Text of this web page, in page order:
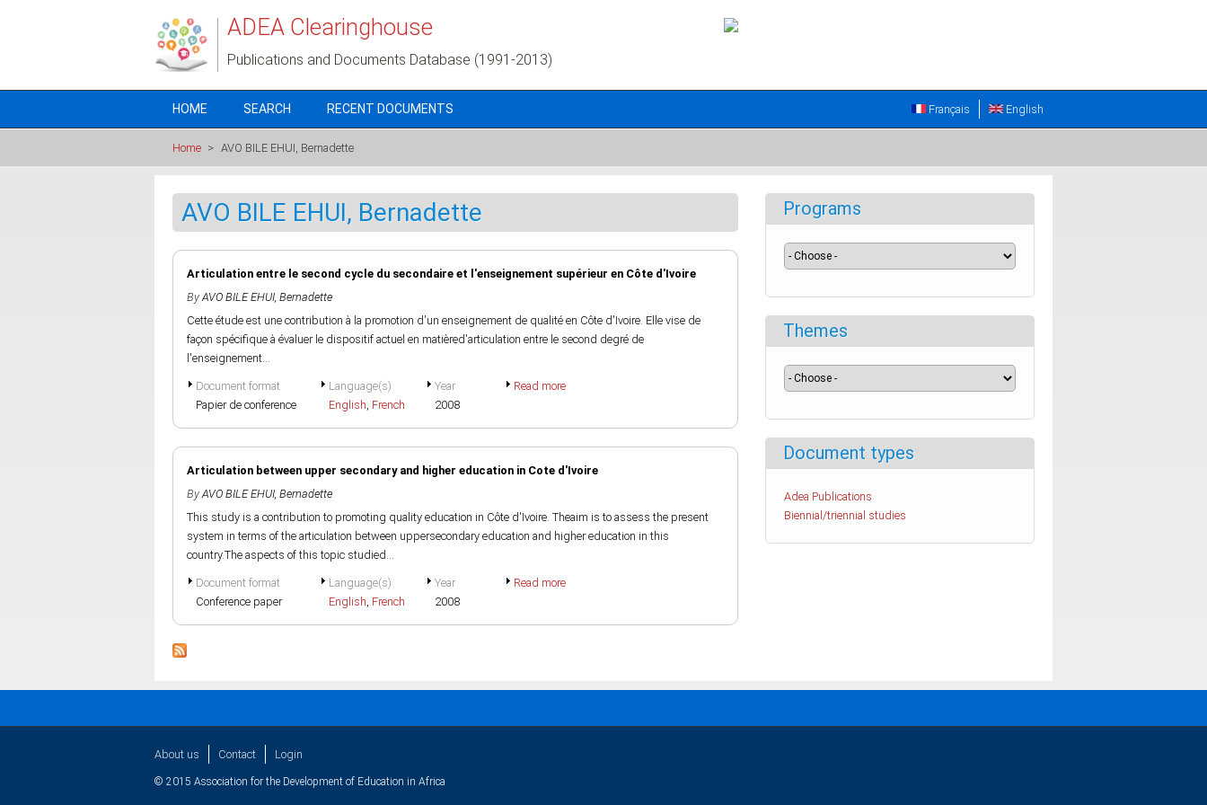
ADEA Clearinghouse
Publications and Documents Database (1991-2013)
HOME SEARCH RECENT DOCUMENTS English
Français
Home > AVO BILE EHUI, Bernadette
AVO BILE EHUI, Bernadette
Articulation entre le second cycle du secondaire et l'enseignement supérieur en Côte d'Ivoire
By AVO BILE EHUI, Bernadette
Cette étude est une contribution à la promotion d'un enseignement de qualité en Côte d'Ivoire. Elle vise de
façon spécifique à évaluer le dispositif actuel en matièred'articulation entre le second degré de
l'enseignement...
Document format
Papier de conference
Language(s)
English, French
Year
2008
Read more
Articulation between upper secondary and higher education in Cote d'Ivoire
By AVO BILE EHUI, Bernadette
This study is a contribution to promoting quality education in Côte d'Ivoire. Theaim is to assess the present
system in terms of the articulation between uppersecondary education and higher education in this
country.The aspects of this topic studied...
Document format
Conference paper
Language(s)
English, French
Year
2008
Read more
Programs
Themes
Document types
Adea Publications
Biennial/triennial studies
About us Contact Login
© 2015 Association for the Development of Education in Africa